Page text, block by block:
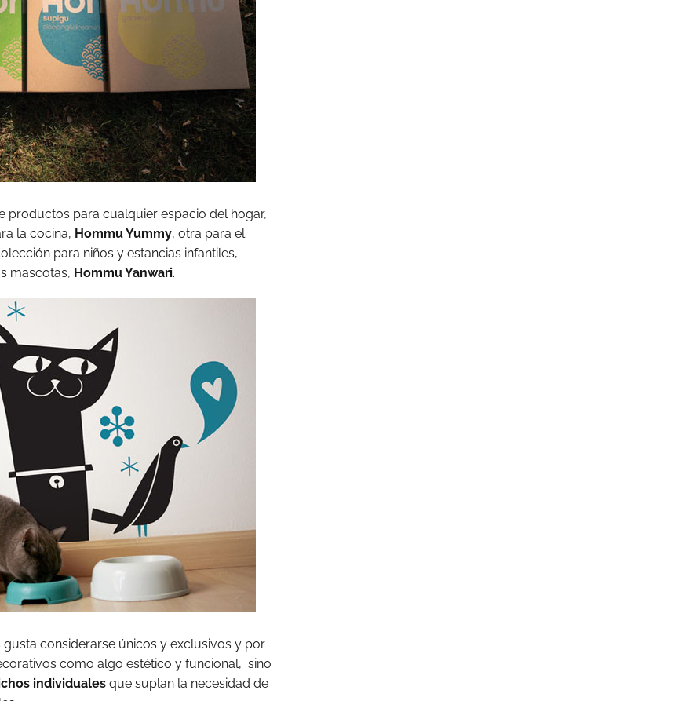
productos para cualquier espacio del hogar,
la cocina, Hommu Yummy, otra para el
para niños y estancias infantiles,
mascotas, Hommu Yanwari.
considerarse únicos y exclusivos y por
como algo estético y funcional, sino
individuales que suplan la necesidad de